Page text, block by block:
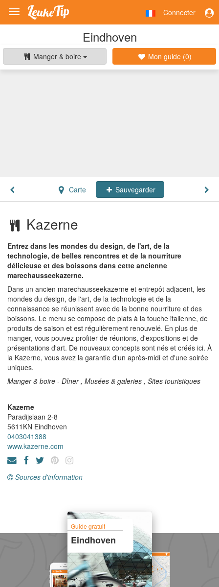
Toggle
navigation
Connecter
Eindhoven
Manger & boire Mon guide (0)
Carte Sauvegarder
Kazerne
Entrez dans les mondes du design, de l'art, de la
technologie, de belles rencontres et de la nourriture
délicieuse et des boissons dans cette ancienne
marechausseekazerne.
Dans un ancien marechausseekazerne et entrepôt adjacent, les
mondes du design, de l'art, de la technologie et de la
connaissance se réunissent avec de la bonne nourriture et des
boissons. Le menu se compose de plats à la touche italienne, de
produits de saison et est régulièrement renouvelé. En plus de
manger, vous pouvez profiter de réunions, d'expositions et de
présentations d'art. De nouveaux concepts sont nés et créés ici. À
la Kazerne, vous avez la garantie d'un après-midi et d'une soirée
uniques.
Manger & boire - Dîner , Musées & galeries , Sites touristiques
Kazerne
Paradijslaan 2-8
5611KN Eindhoven
0403041388
www.kazerne.com
Sources d'information
Guide gratuit
Eindhoven